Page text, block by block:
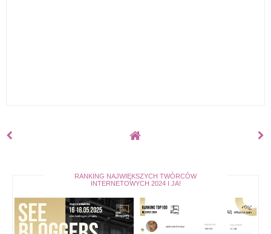
RANKING NAJWIĘKSZYCH TWÓRCÓW
INTERNETOWYCH 2024 I JA!